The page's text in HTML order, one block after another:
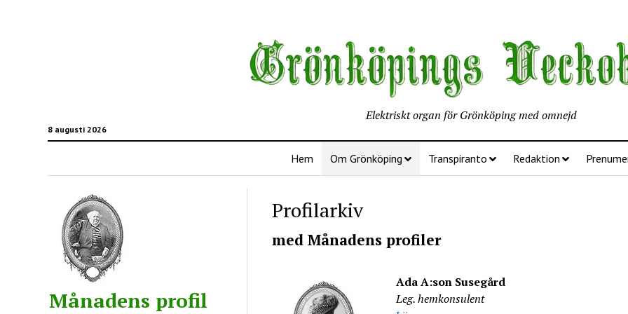
8 augusti 2026
Elektriskt organ för Grönköping med omnejd
Hem Om Grönköping Transpiranto Redaktion
Månadens profil
Profilarkiv
med Månadens profiler
Ada A:son Susegård
Leg. hemkonsulent